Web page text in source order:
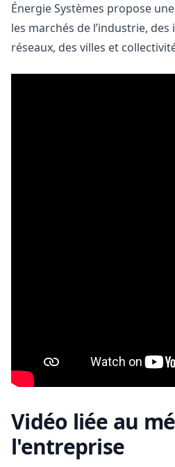
Énergie Systèmes propose
les marchés de l’industrie,
réseaux, des villes et
Vidéo liée au
l'entreprise